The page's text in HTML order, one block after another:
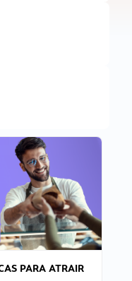
PARA ATRAIR